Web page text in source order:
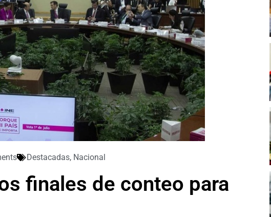
Destacadas, Nacional
finales de conteo para